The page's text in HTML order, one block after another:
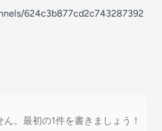
624c3b877cd2c743287392
。最初の1件を書きましょう！